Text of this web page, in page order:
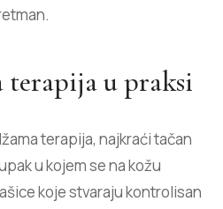
terapija u praksi
terapija, najkraći tačan
u kojem se na kožu
koje stvaraju kontrolisan